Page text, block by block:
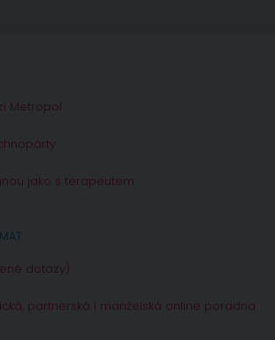
Metropol
jako s terapeutem
dotazy)
partnerská i manželská online poradna